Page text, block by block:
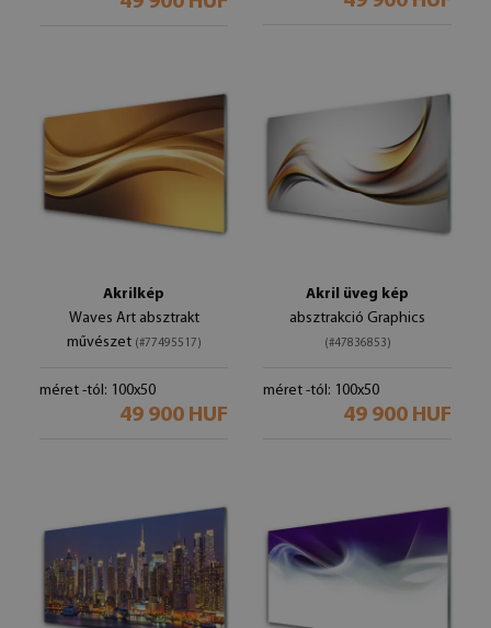
Akrilkép
Waves Art absztrakt
művészet (#77495517)
méret -tól: 100x50
49 900 HUF
Akril üveg kép
absztrakció Graphics
(#47836853)
méret -tól: 100x50
49 900 HUF